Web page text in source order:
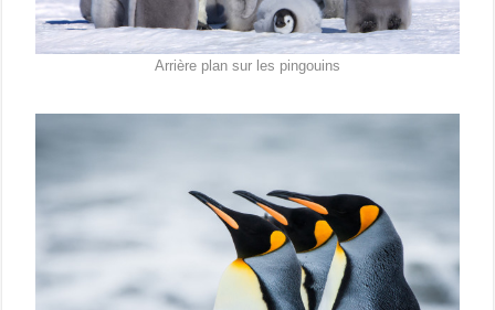
Arrière plan sur les pingouins